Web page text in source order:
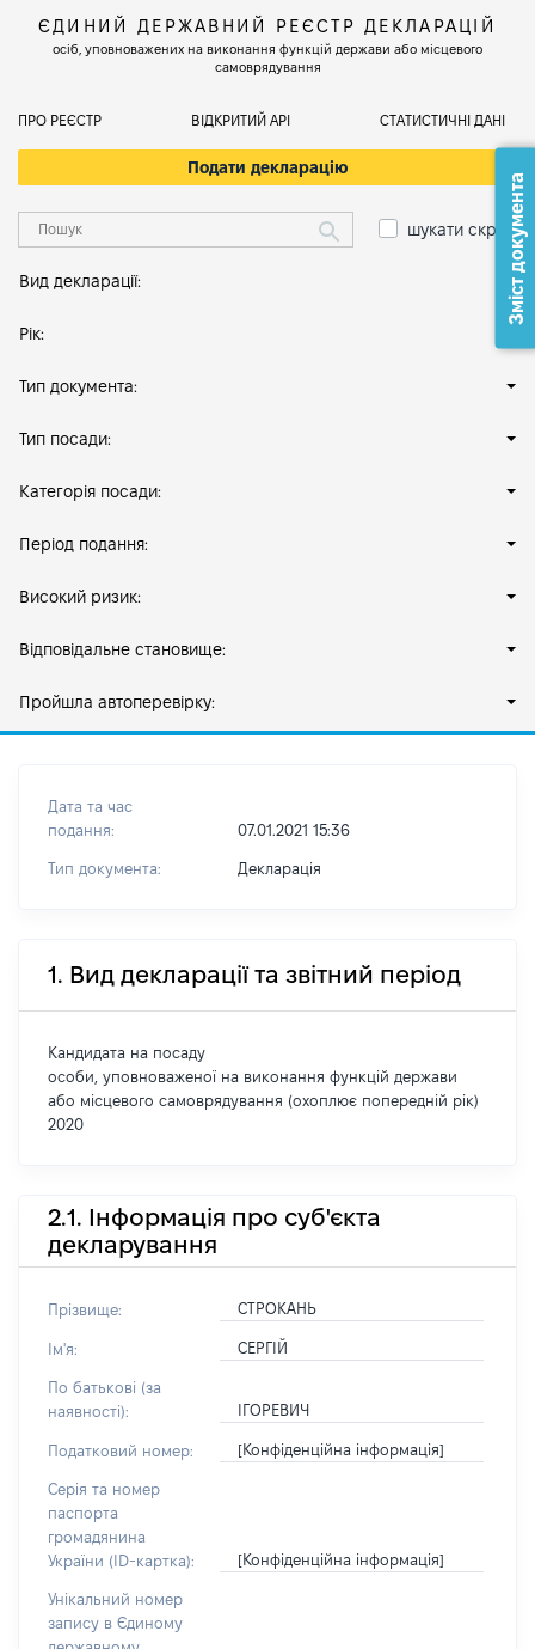
ЄДИНИЙ ДЕРЖАВНИЙ РЕЄСТР ДЕКЛАРАЦІЙ
осіб, уповноважених на виконання функцій держави або місцевого
самоврядування
ПРО РЕЄСТР ВІДКРИТИЙ АРІ СТАТИСТИЧНІ ДАНІ
Подати декларацію
шукати скрізь
Вид декларації:
Рік:
Тип документа:
Тип посади:
Категорія посади:
Період подання:
Високий ризик:
Відповідальне становище:
Пройшла автоперевірку:
Дата та час
подання:
07.01.2021 15:36
Тип документа: Декларація
1. Вид декларації та звітний період
Кандидата на посаду
особи, уповноваженої на виконання функцій держави
або місцевого самоврядування (охоплює попередній рік)
2020
2.1. Інформація про суб'єкта
декларування
Прізвище: СТРОКАНЬ
Ім'я: СЕРГІЙ
По батькові (за
наявності):
ІГОРЕВИЧ
Податковий номер: [Конфіденційна інформація]
Серія та номер
паспорта
громадянина
України (ID-картка):
[Конфіденційна інформація]
Унікальний номер
запису в Єдиному
Зміст документа